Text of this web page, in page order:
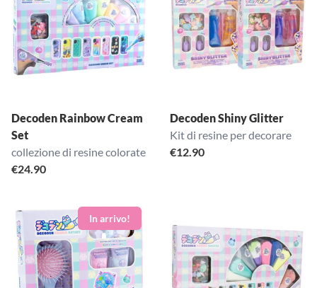
Decoden Rainbow Cream
Set
collezione di resine colorate
€24.90
Decoden Shiny Glitter
Kit di resine per decorare
€12.90